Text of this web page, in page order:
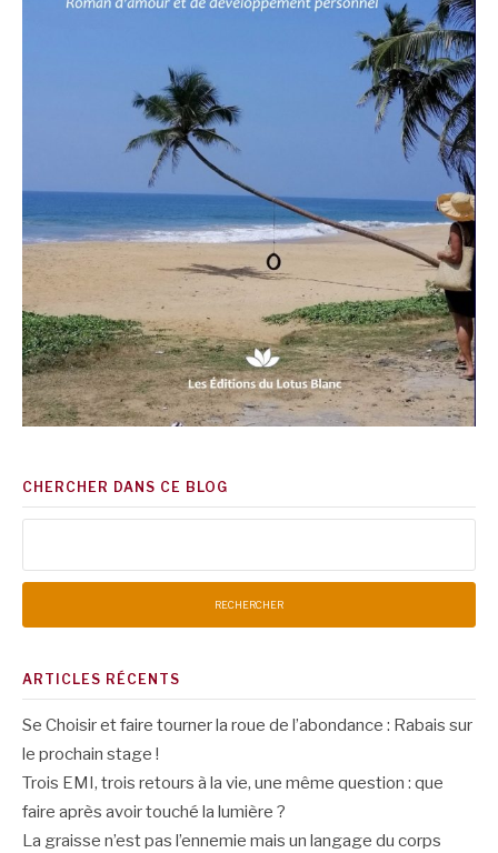
CHERCHER DANS CE BLOG
ARTICLES RÉCENTS
Se Choisir et faire tourner la roue de l’abondance : Rabais sur
le prochain stage !
Trois EMI, trois retours à la vie, une même question : que
faire après avoir touché la lumière ?
La graisse n’est pas l’ennemie mais un langage du corps